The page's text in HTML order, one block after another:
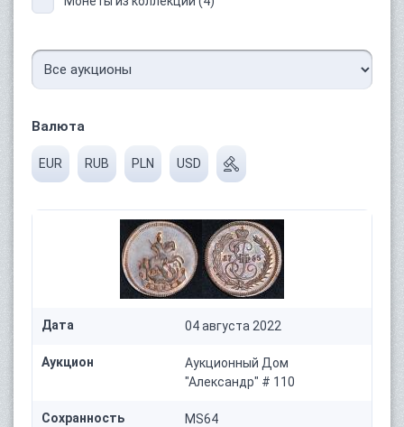
Валюта
EUR RUB PLN USD
Дата 04 августа 2022
Аукцион
Аукционный Дом
"Александр" # 110
Сохранность MS64